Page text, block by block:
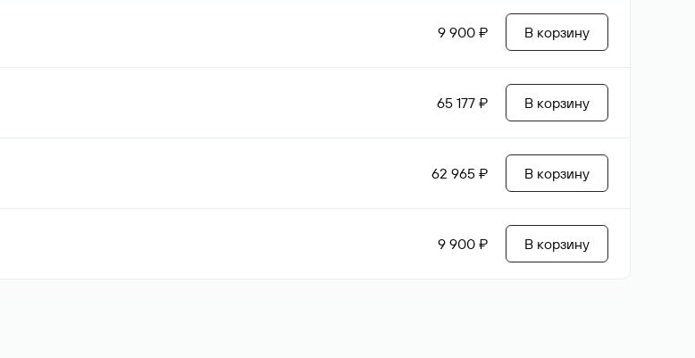
9 900 ₽ В корзину
65 177 ₽ В корзину
62 965 ₽ В корзину
9 900 ₽ В корзину